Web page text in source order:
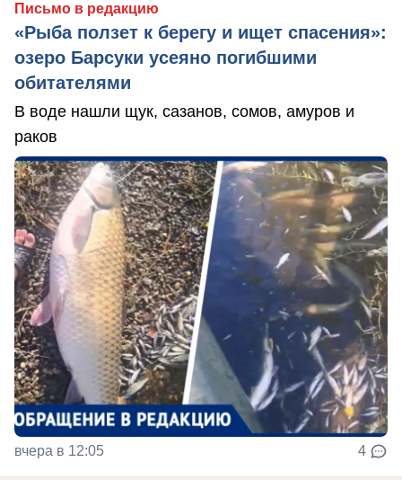
Письмо в редакцию
«Рыба ползет к берегу и ищет спасения»:
озеро Барсуки усеяно погибшими
обитателями
В воде нашли щук, сазанов, сомов, амуров и
раков
вчера в 12:05 4